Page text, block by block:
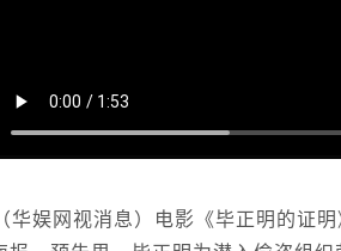
（华娱网视消息）电影《毕正明的